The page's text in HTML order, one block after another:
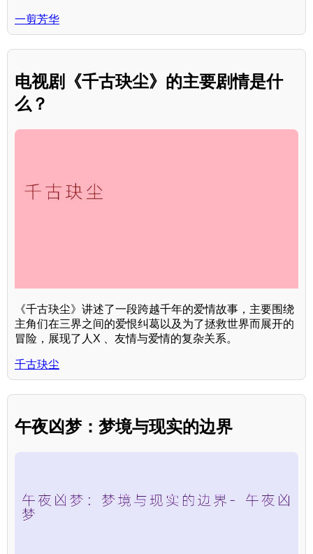
一剪芳华
电视剧《千古玦尘》的主要剧情是什
么？
《千古玦尘》讲述了一段跨越千年的爱情故事，主要围绕
主角们在三界之间的爱恨纠葛以及为了拯救世界而展开的
冒险，展现了人X 、友情与爱情的复杂关系。
千古玦尘
午夜凶梦：梦境与现实的边界